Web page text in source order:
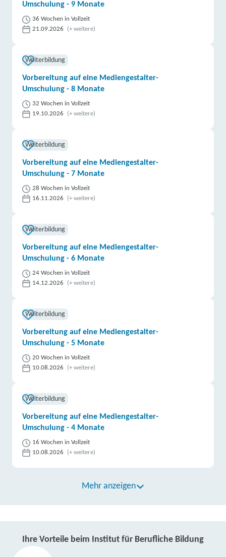
Umschulung - 9 Monate
36 Wochen in Vollzeit
21.09.2026
(+ weitere)
Weiterbildung
Vorbereitung auf eine Mediengestalter-
Umschulung - 8 Monate
32 Wochen in Vollzeit
19.10.2026
(+ weitere)
Weiterbildung
Vorbereitung auf eine Mediengestalter-
Umschulung - 7 Monate
28 Wochen in Vollzeit
16.11.2026
(+ weitere)
Weiterbildung
Vorbereitung auf eine Mediengestalter-
Umschulung - 6 Monate
24 Wochen in Vollzeit
14.12.2026
(+ weitere)
Weiterbildung
Vorbereitung auf eine Mediengestalter-
Umschulung - 5 Monate
20 Wochen in Vollzeit
10.08.2026
(+ weitere)
Weiterbildung
Vorbereitung auf eine Mediengestalter-
Umschulung - 4 Monate
16 Wochen in Vollzeit
10.08.2026
(+ weitere)
Mehr anzeigen
Ihre Vorteile beim Institut für Berufliche Bildung